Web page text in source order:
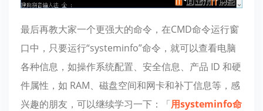
最后再教大家一个更强大的命令，在CMD命令运行窗
口中，只要运行“systeminfo”命令，就可以查看电脑
各种信息，如操作系统配置、安全信息、产品 ID 和硬
件属性，如 RAM、磁盘空间和网卡和补丁信息等，感
兴趣的朋友，可以继续学习一下：「用systeminfo命